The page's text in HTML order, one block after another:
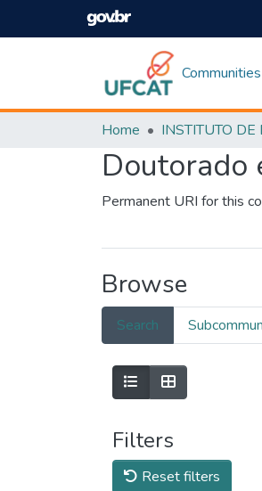
Home
Doutorado
Permanent URI for this
Browse
Search
Filters
Reset filters